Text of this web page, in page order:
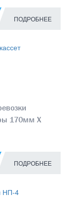
ПОДРОБНЕЕ
170мм Х
ПОДРОБНЕЕ